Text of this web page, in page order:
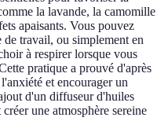
la lavande, la camomille
apaisants. Vous pouvez
de travail, ou simplement en
à respirer lorsque vous
pratique a prouvé d'après
et encourager un
d'un diffuseur d'huiles
une atmosphère sereine